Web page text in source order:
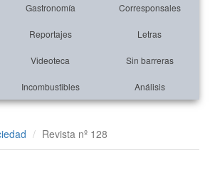
Gastronomía Corresponsales
Reportajes Letras
Videoteca Sin barreras
Incombustibles Análisis
Revista nº 128